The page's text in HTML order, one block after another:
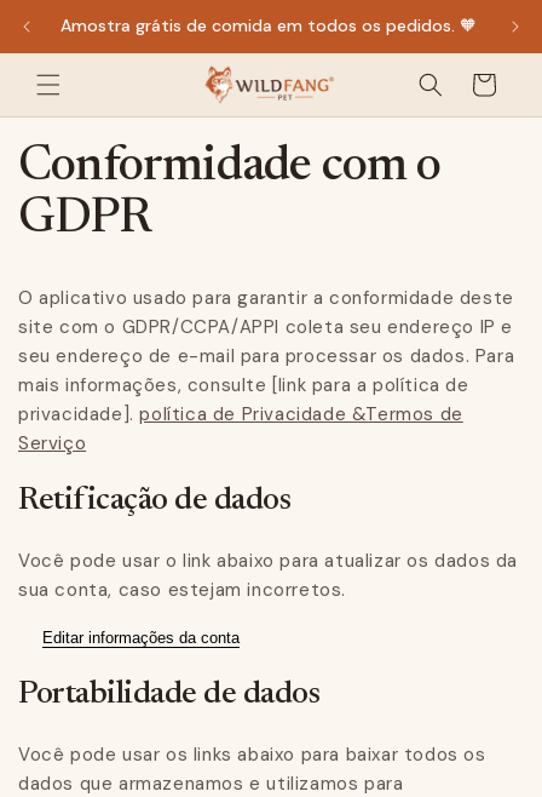
diretamente
para o
conteúdo
Amostra grátis de comida em todos os pedidos. 🧡
Carrinho
Conformidade com o
GDPR
O aplicativo usado para garantir a conformidade deste
site com o GDPR/CCPA/APPI coleta seu endereço IP e
seu endereço de e-mail para processar os dados. Para
mais informações, consulte [link para a política de
privacidade].política de Privacidade &Termos de
Serviço
Retificação de dados
Você pode usar o link abaixo para atualizar os dados da
sua conta, caso estejam incorretos.
Editar informações da conta
Portabilidade de dados
Você pode usar os links abaixo para baixar todos os
dados que armazenamos e utilizamos para